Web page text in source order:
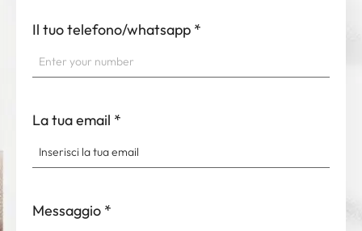
Il tuo telefono/whatsapp *
La tua email *
Messaggio *